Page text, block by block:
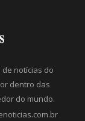
de notícias do
dentro das
do mundo.